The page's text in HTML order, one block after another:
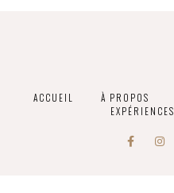
ACCUEIL À PROPOS
EXPÉRIENCES